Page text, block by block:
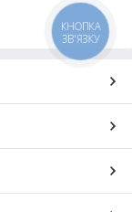
КНОПКА
ЗВ'ЯЗКУ